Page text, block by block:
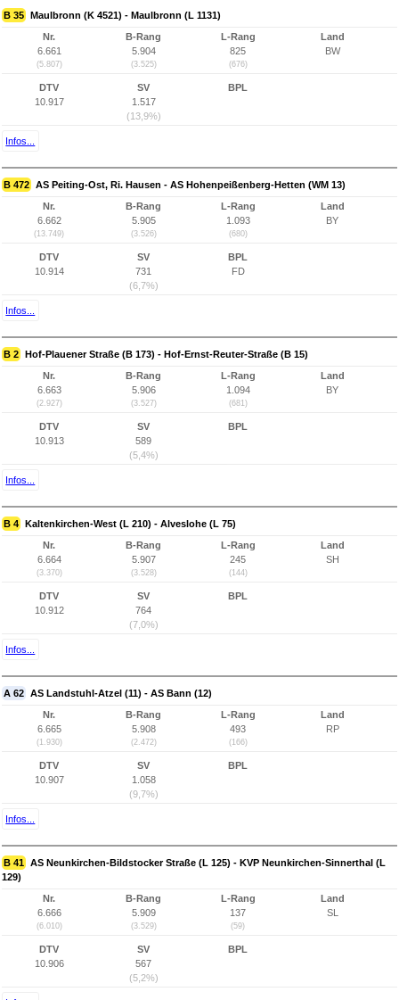
B 35 Maulbronn (K 4521) - Maulbronn (L 1131)
Nr.
6.661
(5.807)
B-Rang
5.904
(3.525)
L-Rang
825
(676)
Land
BW
DTV
10.917
SV
1.517
(13,9%)
BPL
Infos...
B 472 AS Peiting-Ost, Ri. Hausen - AS Hohenpeißenberg-Hetten (WM 13)
Nr.
6.662
(13.749)
B-Rang
5.905
(3.526)
L-Rang
1.093
(680)
Land
BY
DTV
10.914
SV
731
(6,7%)
BPL
FD
Infos...
B 2 Hof-Plauener Straße (B 173) - Hof-Ernst-Reuter-Straße (B 15)
Nr.
6.663
(2.927)
B-Rang
5.906
(3.527)
L-Rang
1.094
(681)
Land
BY
DTV
10.913
SV
589
(5,4%)
BPL
Infos...
B 4 Kaltenkirchen-West (L 210) - Alveslohe (L 75)
Nr.
6.664
(3.370)
B-Rang
5.907
(3.528)
L-Rang
245
(144)
Land
SH
DTV
10.912
SV
764
(7,0%)
BPL
Infos...
A 62 AS Landstuhl-Atzel (11) - AS Bann (12)
Nr.
6.665
(1.930)
B-Rang
5.908
(2.472)
L-Rang
493
(166)
Land
RP
DTV
10.907
SV
1.058
(9,7%)
BPL
Infos...
B 41 AS Neunkirchen-Bildstocker Straße (L 125) - KVP Neunkirchen-Sinnerthal (L
129)
Nr.
6.666
(6.010)
B-Rang
5.909
(3.529)
L-Rang
137
(59)
Land
SL
DTV
10.906
SV
567
(5,2%)
BPL